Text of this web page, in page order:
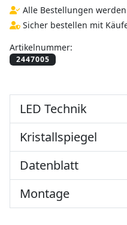
Alle Bestellungen
Sicher bestellen mit
Artikelnummer:
LED Technik
Kristallspiegel
Datenblatt
Montage